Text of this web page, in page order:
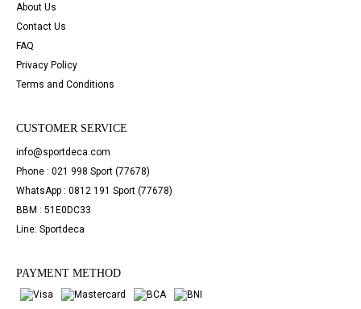
About Us
Contact Us
FAQ
Privacy Policy
Terms and Conditions
CUSTOMER SERVICE
info@sportdeca.com
Phone : 021 998 Sport (77678)
WhatsApp : 0812 191 Sport (77678)
BBM : 51E0DC33
Line: Sportdeca
PAYMENT METHOD